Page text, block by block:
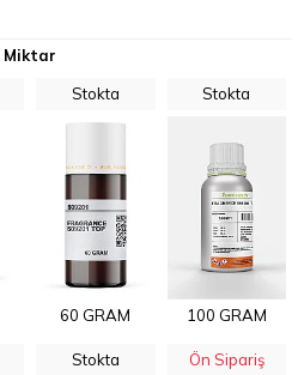
Miktar
Stokta
60 GRAM
Stokta
100 GRAM
Stokta Ön Sipariş